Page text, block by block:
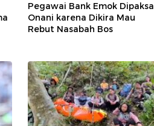
Pegawai Bank Emok Dipaksa
Onani karena Dikira Mau
Rebut Nasabah Bos